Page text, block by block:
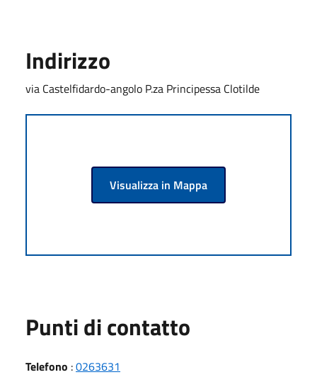
Indirizzo
via Castelfidardo-angolo P.za Principessa Clotilde
Visualizza in Mappa
Punti di contatto
Telefono :0263631